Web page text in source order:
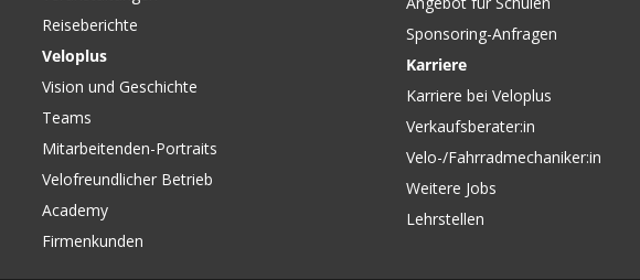
Reiseberichte
Veloplus
Vision und Geschichte
Teams
Mitarbeitenden-Portraits
Velofreundlicher Betrieb
Academy
Firmenkunden
Sponsoring-Anfragen
Karriere
Karriere bei Veloplus
Verkaufsberater:in
Velo-/Fahrradmechaniker:in
Weitere Jobs
Lehrstellen